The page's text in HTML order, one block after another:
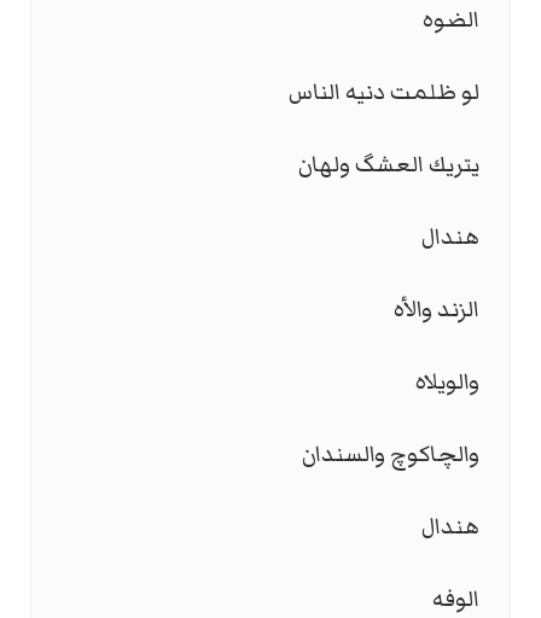
الضوه
لو ظلمت دنيه الناس
يتريك العشگ ولهان
هندال
الزند والأه
والويلاه
والچاكوچ والسندان
هندال
الوفه